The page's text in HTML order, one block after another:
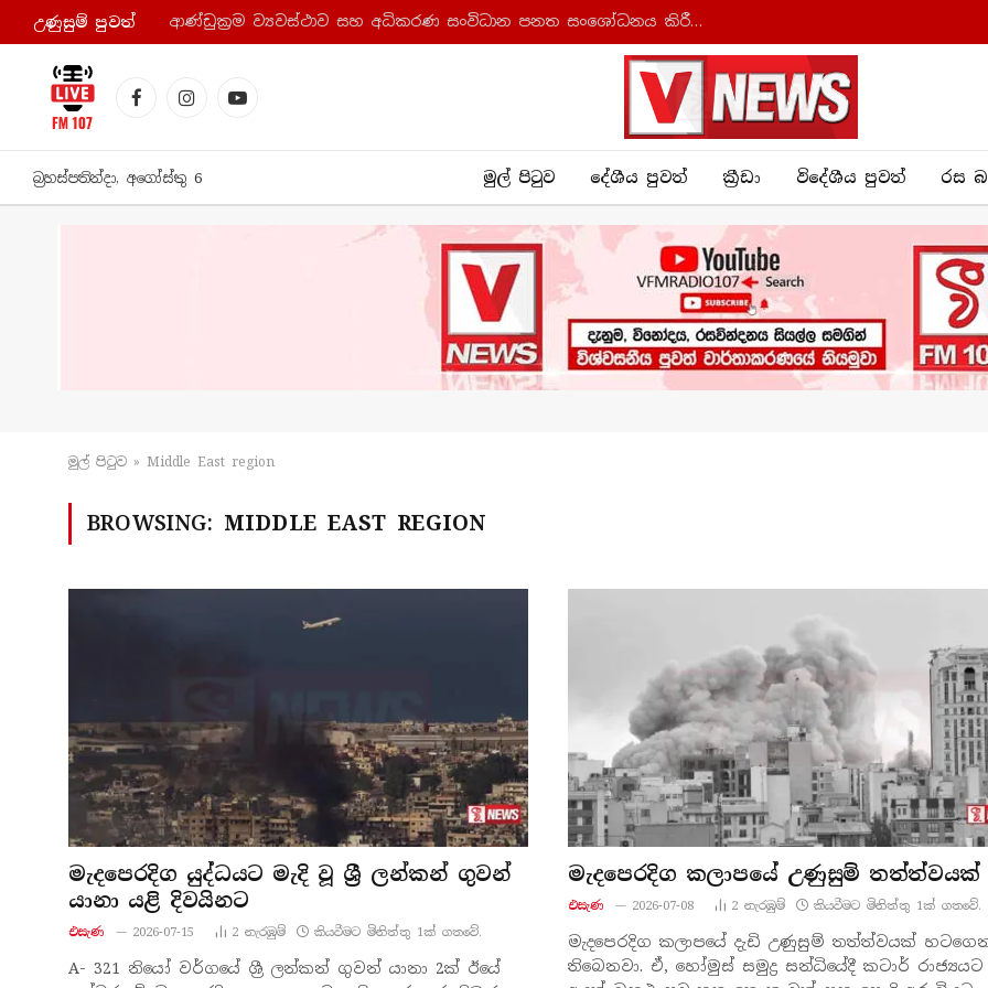
උණුසුම් පුව​ත් ආණ්ඩුක්‍රම ව්‍යවස්ථාව සහ අධිකරණ සංවිධාන පනත සංශෝධනය කිරීමට කැබිනට් අනුමැතිය
FacebookInstagramYouTube
බ්‍රහස්පතින්දා, අගෝස්තු 6 මුල් පිටුව දේශීය පුව​ත් ක්‍රී​ඩා විදේශීය පුවත් රස
මුල් පිටු​ව » Middle East region
BROWSING: MIDDLE EAST REGION
මැදපෙරදිග යුද්ධයට මැදි වූ ශ්‍රී ලන්කන් ගුවන්
යානා යළි දිවයිනට
එසැණ 2026-07-15 2 නැරඹු​ම් කියවීමට මිනිත්තු 1ක් ගතවේ.
A- 321 නියෝ වර්ගයේ ශ්‍රී ලන්කන් ගුවන් යානා 2ක් ඊයේ
මැදපෙරදිග කලාපයේ උණුසුම් තත්ත්වයක්
එසැණ 2026-07-08 2 නැරඹු​ම් කියවීමට මිනිත්තු 1ක් ගතවේ.
මැදපෙරදිග කලාපයේ දැඩි උණුසුම් තත්ත්වයක්
තිබෙනවා. ඒ, හෝමුස් සමුද්‍ර සන්ධියේදී කටාර් රාජ්‍යයට